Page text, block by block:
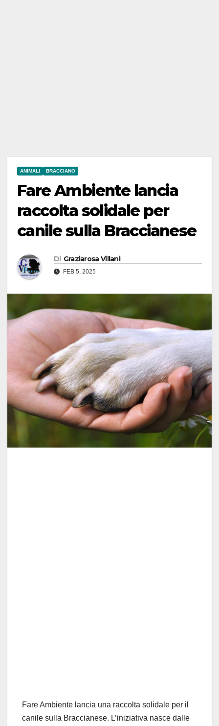
ANIMALI BRACCIANO
Fare Ambiente lancia
raccolta solidale per
canile sulla Braccianese
Di Graziarosa Villani
FEB 5, 2025
Fare Ambiente lancia una raccolta solidale per il
canile sulla Braccianese. L’iniziativa nasce dalle